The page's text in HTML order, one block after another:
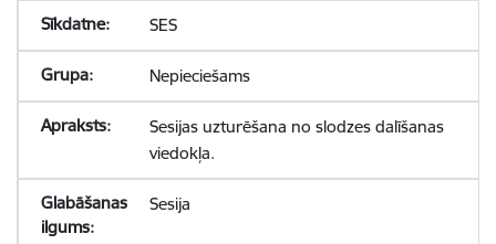
SES
Nepieciešams
Sesijas uzturēšana no slodzes dalīšanas
viedokļa.
Sesija